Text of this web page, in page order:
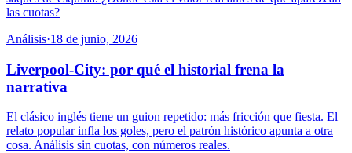
las cuotas?
Análisis·18 de junio, 2026
Liverpool-City: por qué el historial frena la
narrativa
El clásico inglés tiene un guion repetido: más fricción que fiesta. El
relato popular infla los goles, pero el patrón histórico apunta a otra
cosa. Análisis sin cuotas, con números reales.